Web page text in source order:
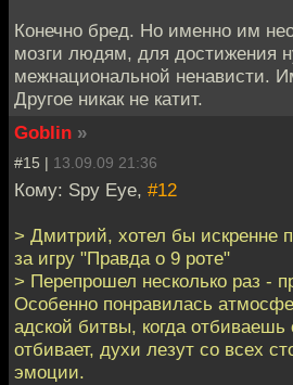
Конечно бред. Но именно им
мозги людям, для достижения
межнациональной ненависти.
Другое никак не катит.
Goblin »
#15 | 13.09.09 21:36
Кому: Spy Eye, #12
> Дмитрий, хотел бы искренне
за игру "Правда о 9 роте"
> Перепрошел несколько раз -
Особенно понравилась
адской битвы, когда
отбивает, духи лезут со всех
эмоции.